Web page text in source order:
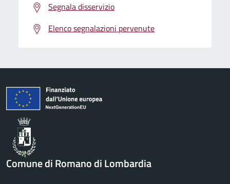
Segnala disservizio
Elenco segnalazioni pervenute
Comune di Romano di Lombardia